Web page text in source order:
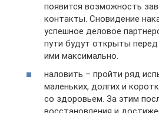
появится возможность
контакты. Сновидение
успешное деловое
пути будут открыты перед
ими максимально.
наловить – пройти ряд
маленьких, долгих и
со здоровьем. За этим